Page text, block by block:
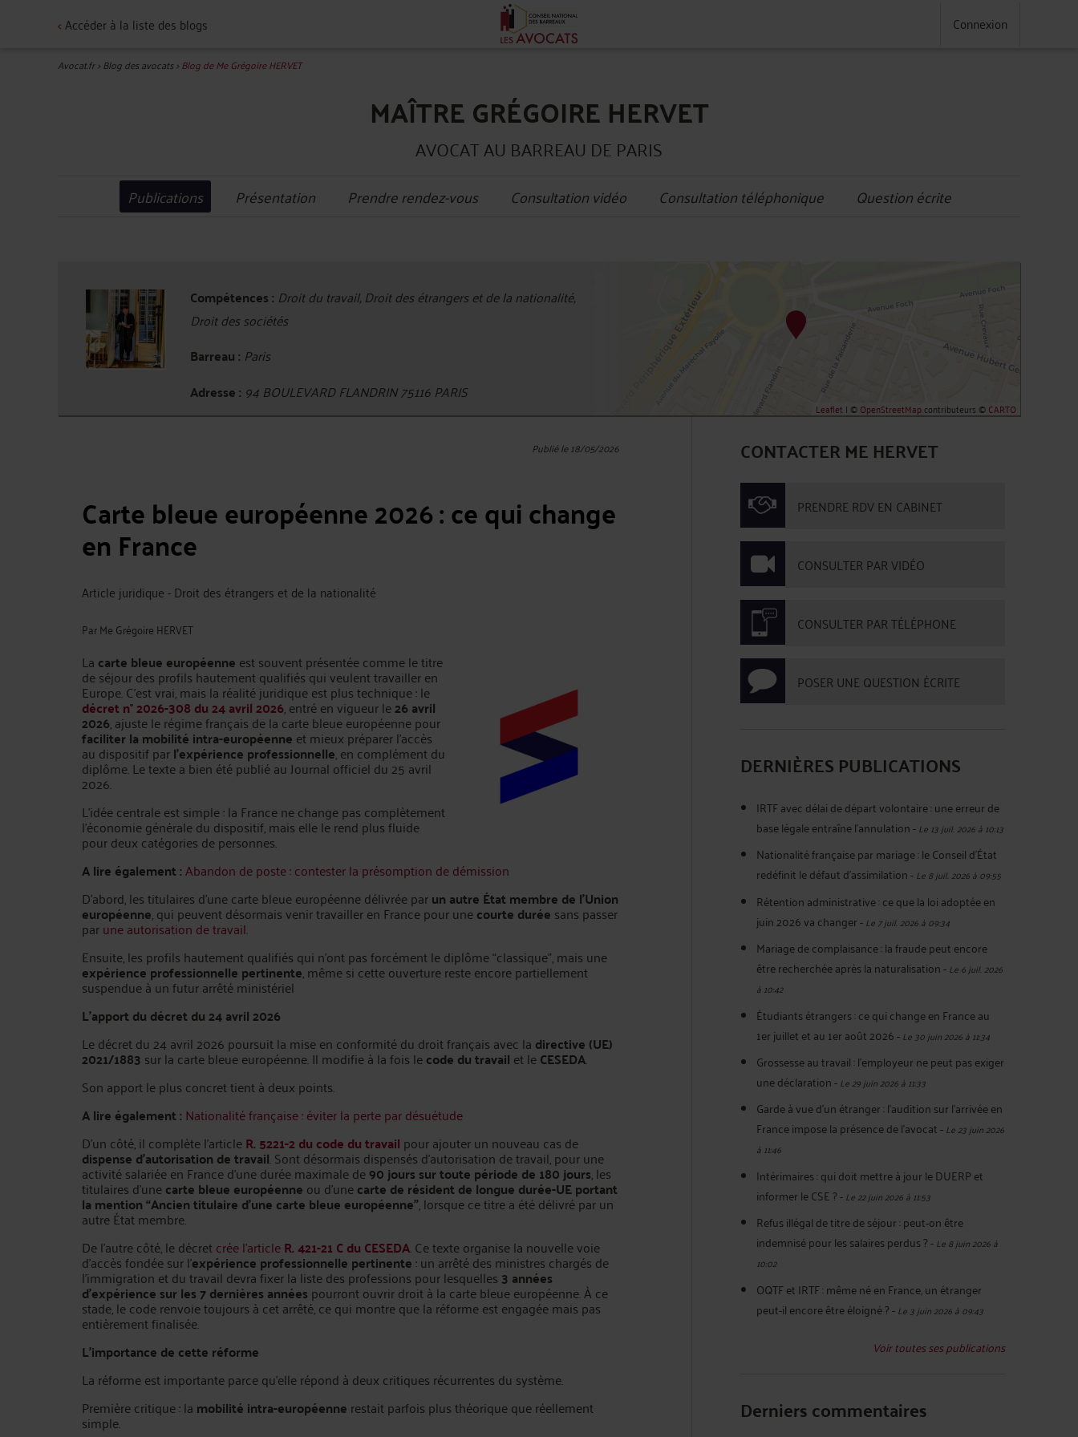
<Accéder à la liste des blogs Connexion
Avocat.fr>Blog des avocats>Blog de Me Grégoire HERVET
MAÎTRE GRÉGOIRE HERVET
AVOCAT AU BARREAU DE PARIS
Publications Présentation Prendre rendez-vous Consultation vidéo Consultation téléphonique Question écrite
Compétences : Droit du travail, Droit des étrangers et de la nationalité,
Droit des sociétés
Barreau : Paris
Adresse : 94 BOULEVARD FLANDRIN 75116 PARIS
Leaflet | ©OpenStreetMapcontributeurs ©CARTO
Publié le 18/05/2026
Carte bleue européenne 2026 : ce qui change
en France
Article juridique - Droit des étrangers et de la nationalité
ParMe Grégoire HERVET
La carte bleue européenne est souvent présentée comme le titre
de séjour des profils hautement qualifiés qui veulent travailler en
Europe. C’est vrai, mais la réalité juridique est plus technique : le
décret n° 2026-308 du 24 avril 2026, entré en vigueur le26 avril
2026, ajuste le régime français de la carte bleue européenne pour
faciliter la mobilité intra-européenne et mieux préparer l’accès
au dispositif parl’expérience professionnelle, en complément du
diplôme. Le texte a bien été publié au Journal officiel du 25 avril
2026.
L’idée centrale est simple : la France ne change pas complètement
l’économie générale du dispositif, mais elle le rend plus fluide
pour deux catégories de personnes.
A lire également :Abandon de poste : contester la présomption de démission
D’abord, les titulaires d’une carte bleue européenne délivrée parun autre État membre de l’Union
européenne, qui peuvent désormais venir travailler en France pour unecourte durée sans passer
parune autorisation de travail.
Ensuite, les profils hautement qualifiés qui n’ont pas forcément le diplôme “classique”, mais une
expérience professionnelle pertinente, même si cette ouverture reste encore partiellement
suspendue à un futur arrêté ministériel
L'apport du décret du 24 avril 2026
Le décret du 24 avril 2026 poursuit la mise en conformité du droit français avec la directive (UE)
2021/1883 sur la carte bleue européenne. Il modifie à la fois lecode du travail et leCESEDA.
Son apport le plus concret tient à deux points.
A lire également : Nationalité française : éviter la perte par désuétude
D’un côté, il complète l’articleR. 5221-2 du code du travail pour ajouter un nouveau cas de
dispense d’autorisation de travail. Sont désormais dispensés d’autorisation de travail, pour une
activité salariée en France d’une durée maximale de90 jours sur toute période de 180 jours, les
titulaires d’unecarte bleue européenne ou d’unecarte de résident de longue durée-UE portant
la mention “Ancien titulaire d’une carte bleue européenne”, lorsque ce titre a été délivré par un
autre État membre.
De l’autre côté, le décretcrée l’articleR. 421-21 C du CESEDA. Ce texte organise la nouvelle voie
d’accès fondée sur l’expérience professionnelle pertinente: un arrêté des ministres chargés de
l’immigration et du travail devra fixer la liste des professions pour lesquelles 3 années
d’expérience sur les 7 dernières années pourront ouvrir droit à la carte bleue européenne. À ce
stade, le code renvoie toujours à cet arrêté, ce qui montre que la réforme est engagée mais pas
entièrement finalisée.
L'importance de cette réforme
La réforme est importante parce qu’elle répond à deux critiques récurrentes du système.
Première critique : la mobilité intra-européenne restait parfois plus théorique que réellement
simple.
CONTACTER ME HERVET
PRENDRE RDV EN CABINET
CONSULTER PAR VIDÉO
CONSULTER PAR TÉLÉPHONE
POSER UNE QUESTION ÉCRITE
DERNIÈRES PUBLICATIONS
IRTF avec délai de départ volontaire : une erreur de
base légale entraîne l’annulation-Le 13 juil. 2026 à 10:13
Nationalité française par mariage : le Conseil d’État
redéfinit le défaut d’assimilation-Le 8 juil. 2026 à 09:55
Rétention administrative : ce que la loi adoptée en
juin 2026 va changer-Le 7 juil. 2026 à 09:34
Mariage de complaisance : la fraude peut encore
être recherchée après la naturalisation-Le 6 juil. 2026
à 10:42
Étudiants étrangers : ce qui change en France au
1er juillet et au 1er août 2026-Le 30 juin 2026 à 11:34
Grossesse au travail : l’employeur ne peut pas exiger
une déclaration-Le 29 juin 2026 à 11:33
Garde à vue d’un étranger : l’audition sur l’arrivée en
France impose la présence de l’avocat-Le 23 juin 2026
à 11:46
Intérimaires : qui doit mettre à jour le DUERP et
informer le CSE ?-Le 22 juin 2026 à 11:53
Refus illégal de titre de séjour : peut-on être
indemnisé pour les salaires perdus ?-Le 8 juin 2026 à
10:02
OQTF et IRTF : même né en France, un étranger
peut-il encore être éloigné ?-Le 3 juin 2026 à 09:43
Voir toutes ses publications
Derniers commentaires